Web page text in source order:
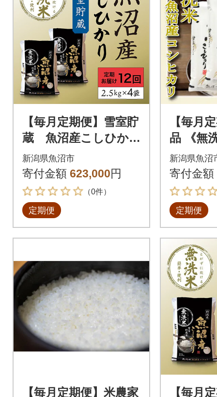
【毎月定期便】雪室貯
蔵 魚沼産こしひか
り無洗米(白米)10kg全
12回
新潟県魚沼市
寄付金額 623,000円
（0件）
定期便
【毎月
品 《無
後魚沼
ヒカリ
新潟県魚沼
寄付金額
定期便
【毎月定期便】米農家 【毎月